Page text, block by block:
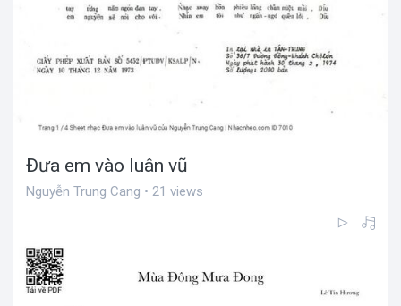
Đưa em vào luân vũ
Nguyễn Trung Cang • 21 views